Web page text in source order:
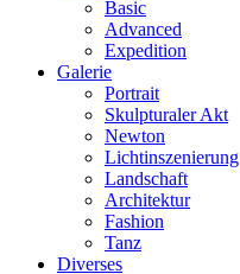
Basic
Advanced
Expedition
Galerie
Portrait
Skulpturaler Akt
Newton
Lichtinszenierung
Landschaft
Architektur
Fashion
Tanz
Diverses